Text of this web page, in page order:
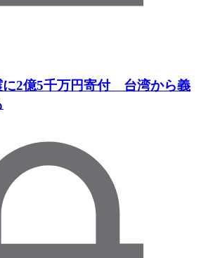
2億5千万円寄付 台湾から義